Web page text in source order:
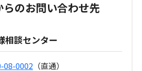
らのお問い合わせ先
相談センター
08-0002 （直通）